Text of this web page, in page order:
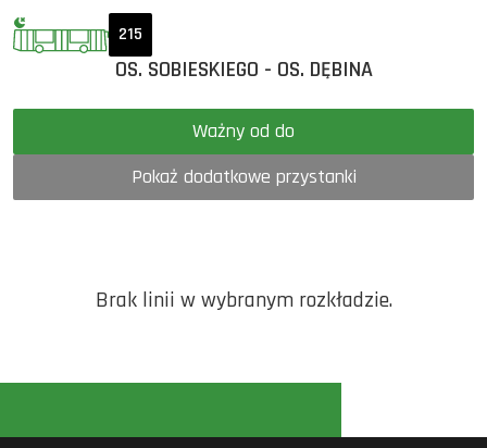
215
OS. SOBIESKIEGO - OS. DĘBINA
Ważny od do
Pokaż dodatkowe przystanki
Brak linii w wybranym rozkładzie.